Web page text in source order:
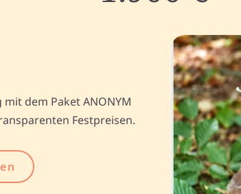
dem Paket ANONYM
Festpreisen.